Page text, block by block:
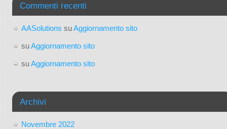
Commenti recenti
AASolutions suAggiornamento sito
suAggiornamento sito
suAggiornamento sito
Archivi
Novembre 2022